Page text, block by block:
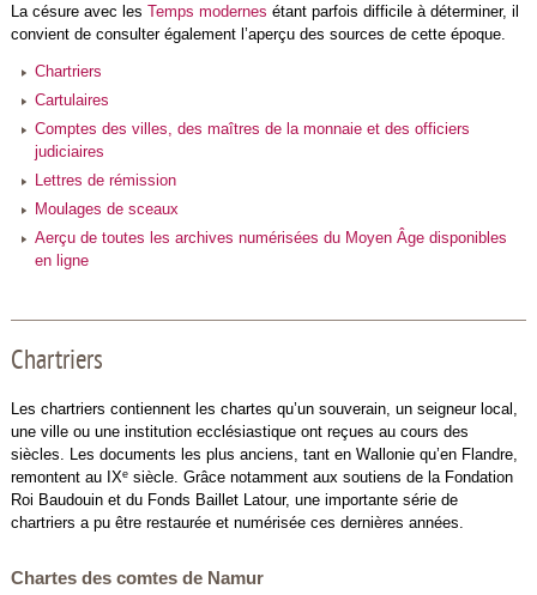
La césure avec les Temps modernes étant parfois difficile à déterminer, il
convient de consulter également l’aperçu des sources de cette époque.
Chartriers
Cartulaires
Comptes des villes, des maîtres de la monnaie et des officiers
judiciaires
Lettres de rémission
Moulages de sceaux
Aerçu de toutes les archives numérisées du Moyen Âge disponibles
en ligne
Chartriers
Les chartriers contiennent les chartes qu’un souverain, un seigneur local,
une ville ou une institution ecclésiastique ont reçues au cours des
siècles. Les documents les plus anciens, tant en Wallonie qu’en Flandre,
remontent au IXesiècle. Grâce notamment aux soutiens de la Fondation
Roi Baudouin et du Fonds Baillet Latour, une importante série de
chartriers a pu être restaurée et numérisée ces dernières années.
Chartes des comtes de Namur